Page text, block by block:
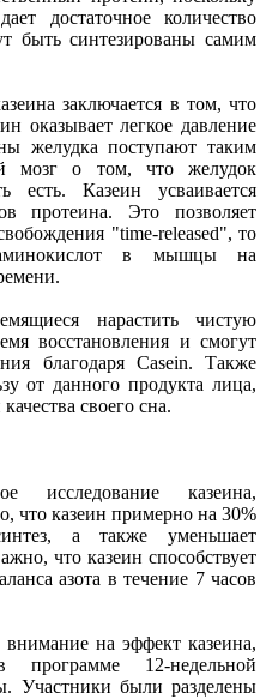
достаточное количество
быть синтезированы самим
заключается в том, что
оказывает легкое давление
желудка поступают таким
мозг о том, что желудок
есть. Казеин усваивается
протеина. Это позволяет
"time-released", то
в мышцы на
нарастить чистую
восстановления и смогут
благодаря Casein. Также
от данного продукта лица,
своего сна.
исследование казеина,
что казеин примерно на 30%
а также уменьшает
что казеин способствует
азота в течение 7 часов
внимание на эффект казеина,
12-недельной
Участники были разделены